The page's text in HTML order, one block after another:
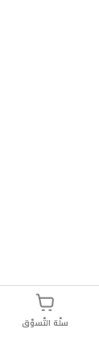
سلّة التّسوّق